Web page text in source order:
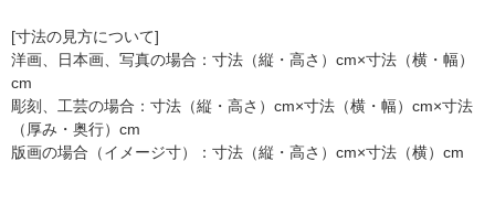
[寸法の見方について]
洋画、日本画、写真の場合：寸法（縦・高さ）cm×寸法（横・幅）
cm
彫刻、工芸の場合：寸法（縦・高さ）cm×寸法（横・幅）cm×寸法
（厚み・奥行）cm
版画の場合（イメージ寸）：寸法（縦・高さ）cm×寸法（横）cm